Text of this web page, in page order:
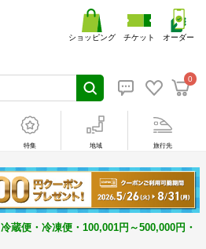
0
ショッピング チケット オーダー
特集 地域 旅行先
冷蔵便・冷凍便・100,001円～500,000円・